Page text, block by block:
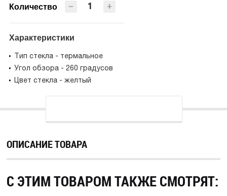
Количество +
−
Характеристики
Тип стекла - термальное
Угол обзора - 260 градусов
Цвет стекла - желтый
ОПИСАНИЕ ТОВАРА
С ЭТИМ ТОВАРОМ ТАКЖЕ СМОТРЯТ: